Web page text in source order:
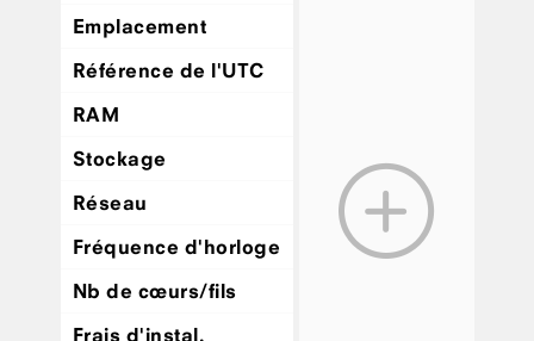
Emplacement
Référence de l'UTC
RAM
Stockage
Réseau
Fréquence d'horloge
Nb de cœurs/fils
Frais d'instal.